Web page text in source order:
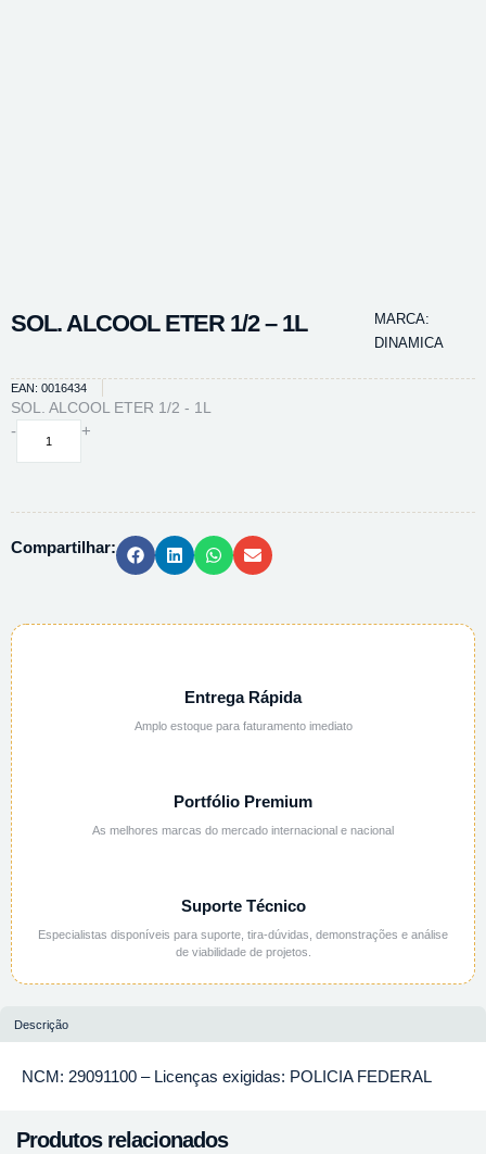
SOL. ALCOOL ETER 1/2 – 1L
MARCA:
DINAMICA
EAN: 0016434
SOL. ALCOOL ETER 1/2 - 1L
-
SOL.
1L
+
Compartilhar:
Entrega Rápida
Amplo estoque para faturamento imediato
Portfólio Premium
As melhores marcas do mercado internacional e nacional
Suporte Técnico
Especialistas disponíveis para suporte, tira-dúvidas, demonstrações e análise
de viabilidade de projetos.
Descrição
NCM: 29091100 – Licenças exigidas: POLICIA FEDERAL
Produtos relacionados